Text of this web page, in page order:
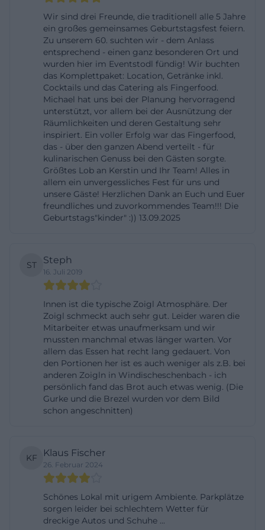
Öffnungszeiten: Zoiglstubn, Eventstodl und Cafébar
im Überblick
Die Öffnungszeiten orientieren sich beim
Brucksaler am jeweiligen Bereich. Für die
Zoiglstubn sind die Ausschanktermine maßgeblich,
an denen klassisch Freitag bis Montag gezapft wird.
Innerhalb dieses Rahmens werden die konkreten
Zeiten pro Termin kommuniziert, inklusive etwaiger
Winterzeiten. So stellen Gäste sicher, dass sie
genau dann kommen, wenn die Stubn geöffnet
sind und der Zoigl frisch ins Glas läuft. Zusätzlich
lohnt der Blick auf die Speisekarte des jeweiligen
Wochenendes, denn sie variiert passend zur Saison
Der Eventstodl funktioniert anders: Als
Eventlocation öffnet er nach Vereinbarung. Wer
eine Hochzeit, einen runden Geburtstag, eine
Firmenfeier, ein Meeting oder ein Kulturformat
plant, stimmt Termin und Umfang direkt mit dem
Team ab. Die Bandbreite reicht von kleinen Feiern
auf einer Etage bis hin zu großen Festen, die die
offene Galerie zwischen erstem und zweitem
Obergeschoss für besondere Sichtachsen und
Haus angenehm nutzen lassen. Damit ist der
Eventstodl nicht nur eine
eigenständige Bühne für individuelle
Inszenierungen.
Wir sind drei Freunde, die traditionell alle 5 Jahre
ein großes gemeinsames Geburtstagsfest feiern.
Zu unserem 60. suchten wir - dem Anlass
entsprechend - einen ganz besonderen Ort und
wurden hier im Eventstodl fündig! Wir buchten
das Komplettpaket: Location, Getränke inkl.
Cocktails und das Catering als Fingerfood.
Michael hat uns bei der Planung hervorragend
unterstützt, vor allem bei der Ausnützung der
Räumlichkeiten und deren Gestaltung sehr
inspiriert. Ein voller Erfolg war das Fingerfood,
das - über den ganzen Abend verteilt - für
kulinarischen Genuss bei den Gästen sorgte.
Größtes Lob an Kerstin und Ihr Team! Alles in
allem ein unvergessliches Fest für uns und
unsere Gäste! Herzlichen Dank an Euch und Euer
freundliches und zuvorkommendes Team!!! Die
Geburtstags"kinder" :)) 13.09.2025
ST Steph
16. Juli 2019
Innen ist die typische Zoigl Atmosphäre. Der
Zoigl schmeckt auch sehr gut. Leider waren die
Mitarbeiter etwas unaufmerksam und wir
mussten manchmal etwas länger warten. Vor
allem das Essen hat recht lang gedauert. Von
den Portionen her ist es auch weniger als z.B. bei
anderen Zoigln in Windischeschenbach - ich
persönlich fand das Brot auch etwas wenig. (Die
Gurke und die Brezel wurden vor dem Bild
schon angeschnitten)
KF Klaus Fischer
26. Februar 2024
Schönes Lokal mit urigem Ambiente. Parkplätze
sorgen leider bei schlechtem Wetter für
dreckige Autos und Schuhe ...